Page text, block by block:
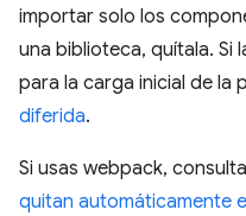
importar solo los
una biblioteca, quítala. Si
para la carga inicial de la
diferida.
Si usas webpack, consulta
quitan automáticamente